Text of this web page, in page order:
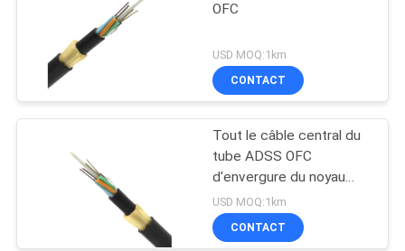
SUJET
NOUS
OFC
USD MOQ:1km
CONTACT
Tout le câble central du
tube ADSS OFC
d'envergure du noyau
100m du diélectrique 48
USD MOQ:1km
CONTACT